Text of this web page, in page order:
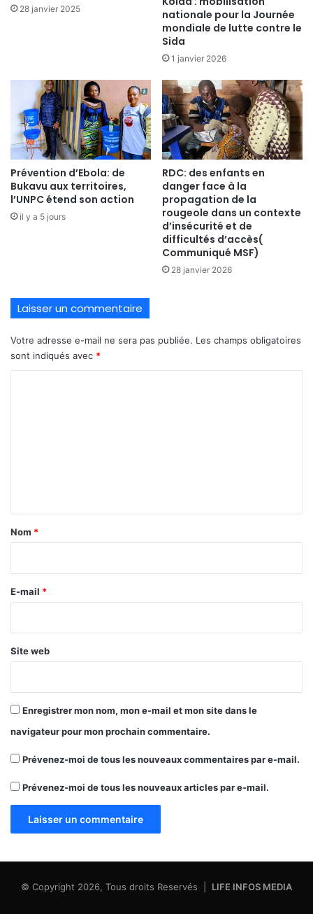
28 janvier 2025
nationale pour la Journée
mondiale de lutte contre le
Sida
1 janvier 2026
Prévention d’Ebola: de
Bukavu aux territoires,
l’UNPC étend son action
il y a 5 jours
RDC: des enfants en
danger face à la
propagation de la
rougeole dans un contexte
d’insécurité et de
difficultés d’accès(
Communiqué MSF)
28 janvier 2026
Laisser un commentaire
Votre adresse e-mail ne sera pas publiée. Les champs obligatoires
sont indiqués avec *
a
e
Nom *
E-mail *
Site web
Enregistrer mon nom, mon e-mail et mon site dans le
navigateur pour mon prochain commentaire.
Prévenez-moi de tous les nouveaux commentaires par e-mail.
Prévenez-moi de tous les nouveaux articles par e-mail.
© Copyright 2026, Tous droits Reservés | LIFE INFOS MEDIA